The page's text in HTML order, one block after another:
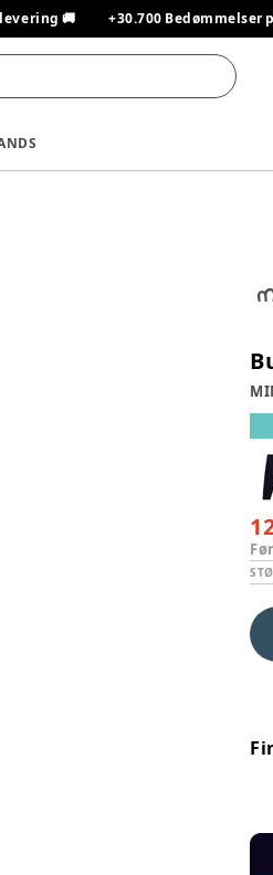
🚚 +30.700 Bedømmelser